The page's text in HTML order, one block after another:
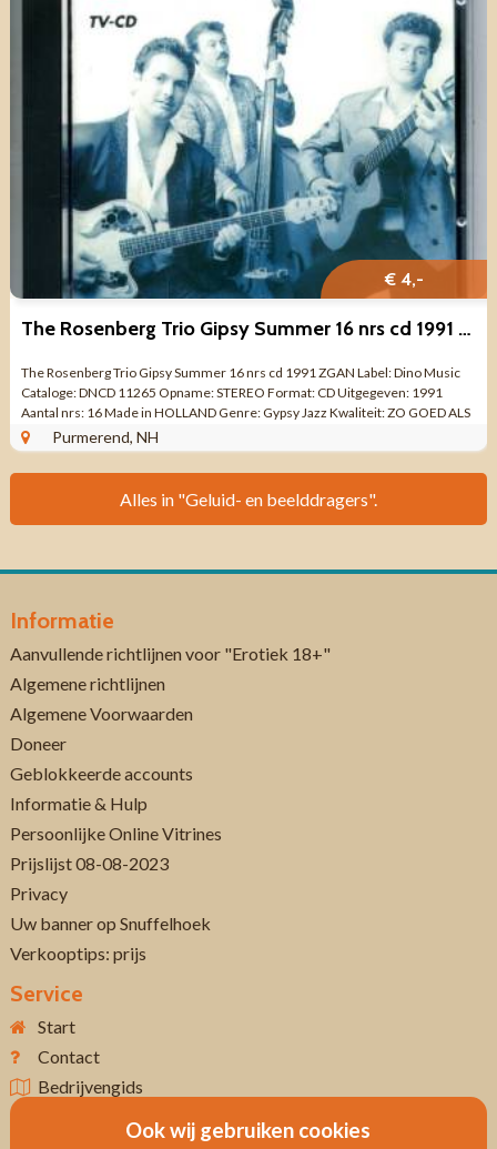
€ 4,-
The Rosenberg Trio Gipsy Summer 16 nrs cd 1991 ZGAN
The Rosenberg Trio Gipsy Summer 16 nrs cd 1991 ZGAN Label: Dino Music
Cataloge: DNCD 11265 Opname: STEREO Format: CD Uitgegeven: 1991
Aantal nrs: 16 Made in HOLLAND Genre: Gypsy Jazz Kwaliteit: ZO GOED ALS
NIEUW Tracklist CD ...
Purmerend, NH
Alles in "Geluid- en beelddragers".
Informatie
Aanvullende richtlijnen voor "Erotiek 18+"
Algemene richtlijnen
Algemene Voorwaarden
Doneer
Geblokkeerde accounts
Informatie & Hulp
Persoonlijke Online Vitrines
Prijslijst 08-08-2023
Privacy
Uw banner op Snuffelhoek
Verkooptips: prijs
Service
Start
Contact
Bedrijvengids
Ook wij gebruiken cookies